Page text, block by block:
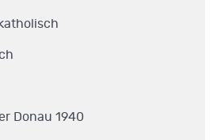
Donau 1940